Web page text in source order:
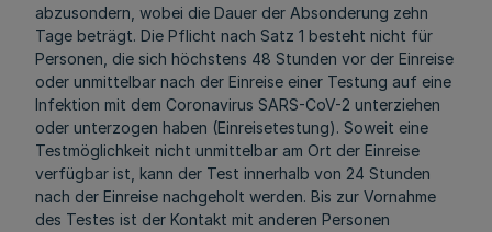
abzusondern, wobei die Dauer der Absonderung zehn
Tage beträgt. Die Pflicht nach Satz 1 besteht nicht für
Personen, die sich höchstens 48 Stunden vor der Einreise
oder unmittelbar nach der Einreise einer Testung auf eine
Infektion mit dem Coronavirus SARS-CoV-2 unterziehen
oder unterzogen haben (Einreisetestung). Soweit eine
Testmöglichkeit nicht unmittelbar am Ort der Einreise
verfügbar ist, kann der Test innerhalb von 24 Stunden
nach der Einreise nachgeholt werden. Bis zur Vornahme
des Testes ist der Kontakt mit anderen Personen